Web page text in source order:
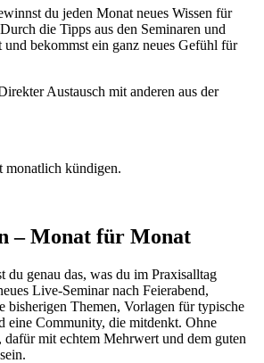
du jeden Monat neues Wissen für
die Tipps aus den Seminaren und
und bekommst ein ganz neues Gefühl für
Austausch mit anderen aus der
monatlich kündigen.
– Monat für Monat
du genau das, was du im Praxisalltag
Live-Seminar nach Feierabend,
bisherigen Themen, Vorlagen für typische
eine Community, die mitdenkt. Ohne
mit echtem Mehrwert und dem guten